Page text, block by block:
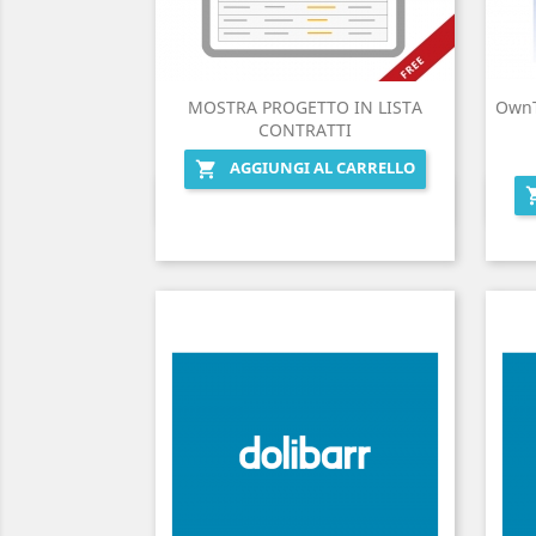
MOSTRA PROGETTO IN LISTA
CONTRATTI

AGGIUNGI AL CARRELLO